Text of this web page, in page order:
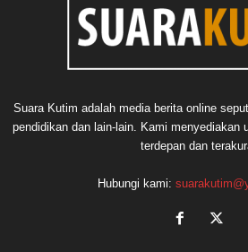
Suara Kutim adalah media berita online
pendidikan dan lain-lain. Kami menyediakan
terdepan dan
Hubungi kami: